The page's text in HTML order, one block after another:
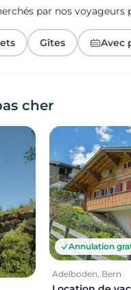
par nos voyageurs
Gîtes Avec
cher
Annulation
Adelboden, Bern